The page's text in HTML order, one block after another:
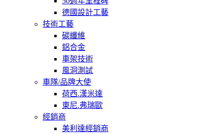
德國設計工藝
技術工藝
碳纖維
鋁合金
車架技術
風洞測試
車隊/品牌大使
荷西.漢米達
東尼.弗瑞歐
經銷商
美利達經銷商